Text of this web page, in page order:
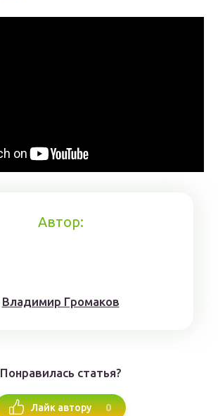
Автор:
Влaдимиp Гpoмaкoв
Понравилась статья?
Лайк автору 0